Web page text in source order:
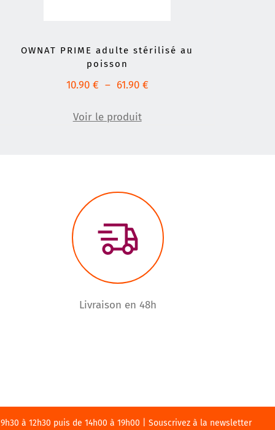
OWNAT PRIME adulte stérilisé au
poisson
10.90 € – 61.90 €Plage
Voir le produit
Livraison en 48h
à 12h30 puis de 14h00 à 19h00 | Souscrivez à la newsletter